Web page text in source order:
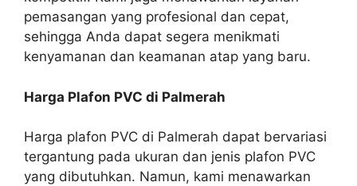
pemasangan yang profesional dan cepat,
sehingga Anda dapat segera menikmati
kenyamanan dan keamanan atap yang baru.
Harga Plafon PVC di Palmerah
Harga plafon PVC di Palmerah dapat bervariasi
tergantung pada ukuran dan jenis plafon PVC
yang dibutuhkan. Namun, kami menawarkan